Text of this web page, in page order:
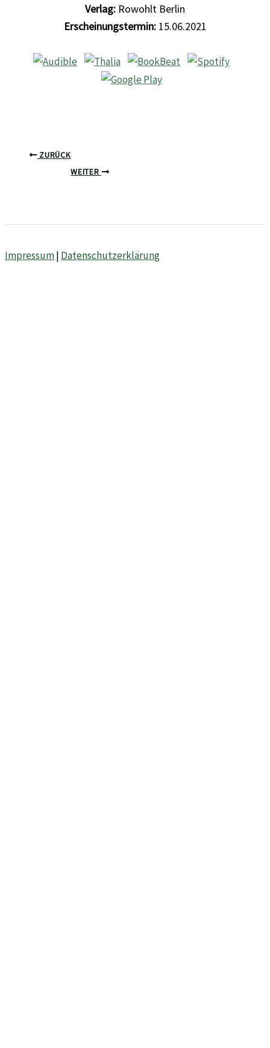
Verlag: Rowohlt Berlin
Erscheinungstermin:15.06.2021
ZURÜCK
WEITER
Impressum| Datenschutzerklärung